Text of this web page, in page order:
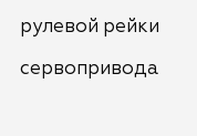
рулевой рейки
сервопривода